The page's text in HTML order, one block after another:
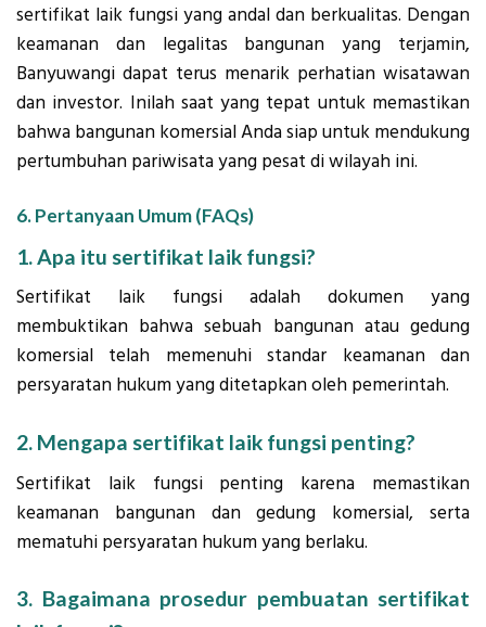
sertifikat laik fungsi yang andal dan berkualitas. Dengan
keamanan dan legalitas bangunan yang terjamin,
Banyuwangi dapat terus menarik perhatian wisatawan
dan investor. Inilah saat yang tepat untuk memastikan
bahwa bangunan komersial Anda siap untuk mendukung
pertumbuhan pariwisata yang pesat di wilayah ini.
6. Pertanyaan Umum (FAQs)
1. Apa itu sertifikat laik fungsi?
Sertifikat laik fungsi adalah dokumen yang
membuktikan bahwa sebuah bangunan atau gedung
komersial telah memenuhi standar keamanan dan
persyaratan hukum yang ditetapkan oleh pemerintah.
2. Mengapa sertifikat laik fungsi penting?
Sertifikat laik fungsi penting karena memastikan
keamanan bangunan dan gedung komersial, serta
mematuhi persyaratan hukum yang berlaku.
3. Bagaimana prosedur pembuatan sertifikat